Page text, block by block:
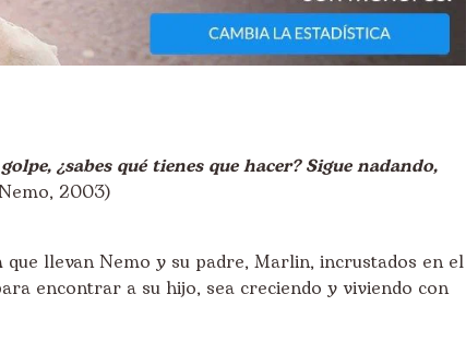
¿sabes qué tienes que hacer? Sigue nadando,
2003)
que llevan Nemo y su padre, Marlin, incrustados en el
encontrar a su hijo, sea creciendo y viviendo con